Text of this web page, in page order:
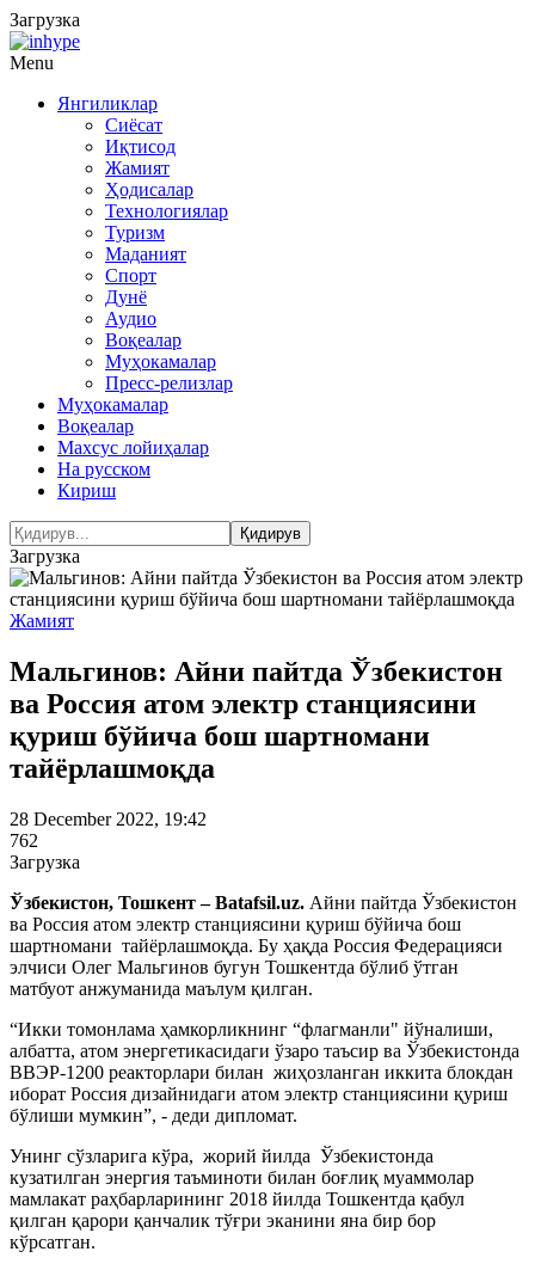
Загрузка
Menu
Янгиликлар
Сиёсат
Иқтисод
Жамият
Ҳодисалар
Технологиялар
Туризм
Маданият
Спорт
Дунё
Аудио
Воқеалар
Муҳокамалар
Пресс-релизлар
Муҳокамалар
Воқеалар
Махсус лойиҳалар
На русском
Кириш
Загрузка
Жамият
Мальгинов: Айни пайтда Ўзбекистон
ва Россия атом электр станциясини
қуриш бўйича бош шартномани
тайёрлашмоқда
28 December 2022, 19:42
762
Загрузка
Ўзбекистон, Тошкент – Batafsil.uz. Айни пайтда Ўзбекистон
ва Россия атом электр станциясини қуриш бўйича бош
шартномани тайёрлашмоқда. Бу ҳақда Россия Федерацияси
элчиси Олег Мальгинов бугун Тошкентда бўлиб ўтган
матбуот анжуманида маълум қилган.
“Икки томонлама ҳамкорликнинг “флагманли" йўналиши,
албатта, атом энергетикасидаги ўзаро таъсир ва Ўзбекистонда
ВВЭР-1200 реакторлари билан жиҳозланган иккита блокдан
иборат Россия дизайнидаги атом электр станциясини қуриш
бўлиши мумкин”, - деди дипломат.
Унинг сўзларига кўра, жорий йилда Ўзбекистонда
кузатилган энергия таъминоти билан боғлиқ муаммолар
мамлакат раҳбарларининг 2018 йилда Тошкентда қабул
қилган қарори қанчалик тўғри эканини яна бир бор
кўрсатган.